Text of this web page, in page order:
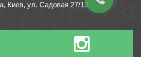
Киев, ул. Садовая 27/13